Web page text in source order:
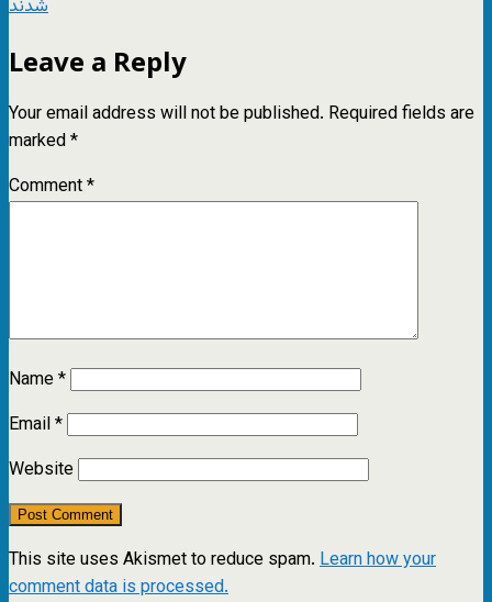
شدند
Leave a Reply
Your email address will not be published. Required fields are
marked*
Comment*
Name*
Email*
Website
This site uses Akismet to reduce spam. Learn how your
comment data is processed.